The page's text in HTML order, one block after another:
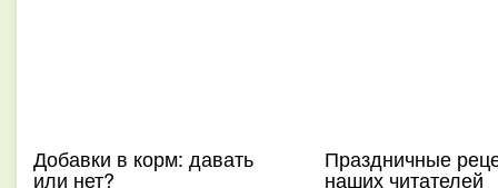
Добавки в корм: давать
или нет?
Праздничные
наших читателей